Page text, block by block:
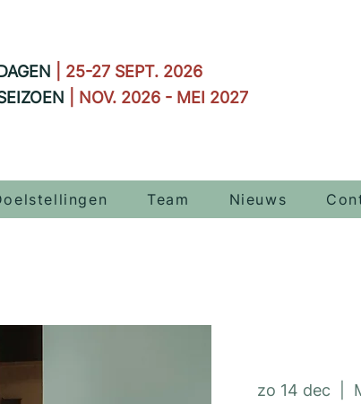
| 25-27 SEPT. 2026
| NOV. 2026 - MEI 2027
Team Nieuws
zo 14 dec